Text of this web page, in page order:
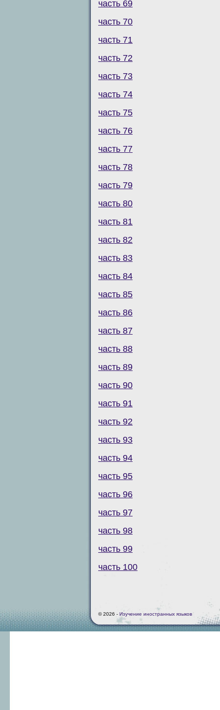
часть 69
часть 70
часть 71
часть 72
часть 73
часть 74
часть 75
часть 76
часть 77
часть 78
часть 79
часть 80
часть 81
часть 82
часть 83
часть 84
часть 85
часть 86
часть 87
часть 88
часть 89
часть 90
часть 91
часть 92
часть 93
часть 94
часть 95
часть 96
часть 97
часть 98
часть 99
часть 100
© 2026 - Изучение иностранных языков